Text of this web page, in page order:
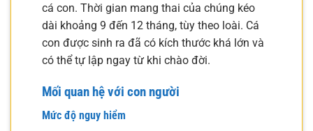
cá con. Thời gian mang thai của chúng kéo
dài khoảng 9 đến 12 tháng, tùy theo loài. Cá
con được sinh ra đã có kích thước khá lớn và
có thể tự lập ngay từ khi chào đời.
Mối quan hệ với con người
Mức độ nguy hiểm